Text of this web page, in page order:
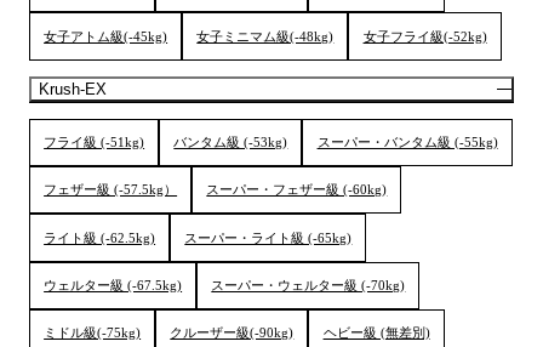
女子アトム級(-45kg) 女子ミニマム級(-48kg) 女子フライ級(-52kg)
Krush-EX
フライ級 (-51kg) バンタム級 (-53kg) スーパー・バンタム級 (-55kg)
フェザー級 (-57.5kg） スーパー・フェザー級 (-60kg)
ライト級 (-62.5kg) スーパー・ライト級 (-65kg)
ウェルター級 (-67.5kg) スーパー・ウェルター級 (-70kg)
ミドル級(-75kg) クルーザー級(-90kg) ヘビー級 (無差別)